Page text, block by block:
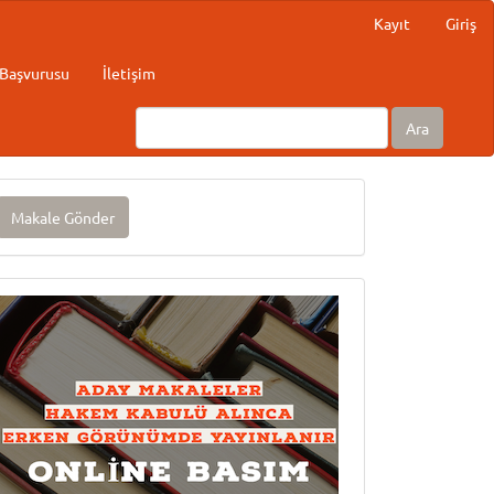
Kayıt Giriş
İletişim
Ara
Makale Gönder